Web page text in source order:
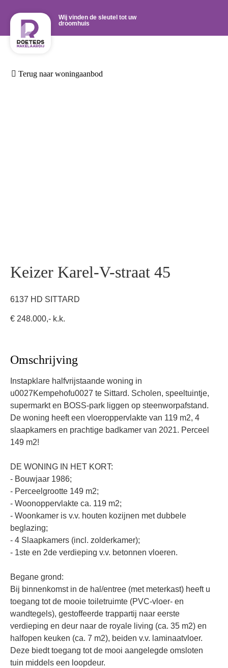
Wij vinden de sleutel tot uw
droomhuis
Terug naar woningaanbod
Keizer Karel-V-straat 45
6137 HD SITTARD
€ 248.000,- k.k.
Omschrijving
Instapklare halfvrijstaande woning in
u0027Kempehofu0027 te Sittard. Scholen, speeltuintje,
supermarkt en BOSS-park liggen op steenworpafstand.
De woning heeft een vloeroppervlakte van 119 m2, 4
slaapkamers en prachtige badkamer van 2021. Perceel
149 m2!
DE WONING IN HET KORT:
- Bouwjaar 1986;
- Perceelgrootte 149 m2;
- Woonoppervlakte ca. 119 m2;
- Woonkamer is v.v. houten kozijnen met dubbele
beglazing;
- 4 Slaapkamers (incl. zolderkamer);
- 1ste en 2de verdieping v.v. betonnen vloeren.
Begane grond:
Bij binnenkomst in de hal/entree (met meterkast) heeft u
toegang tot de mooie toiletruimte (PVC-vloer- en
wandtegels), gestoffeerde trappartij naar eerste
verdieping en deur naar de royale living (ca. 35 m2) en
halfopen keuken (ca. 7 m2), beiden v.v. laminaatvloer.
Deze biedt toegang tot de mooi aangelegde omsloten
tuin middels een loopdeur.